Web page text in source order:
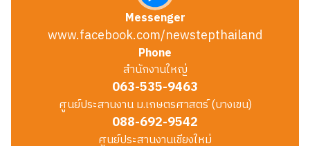
Messenger
www.facebook.com/newstepthailand
Phone
สำนักงานใหญ่
063-535-9463
ศูนย์ประสานงาน ม.เกษตรศาสตร์ (บางเขน)
088-692-9542
ศูนย์ประสานงานเชียงใหม่